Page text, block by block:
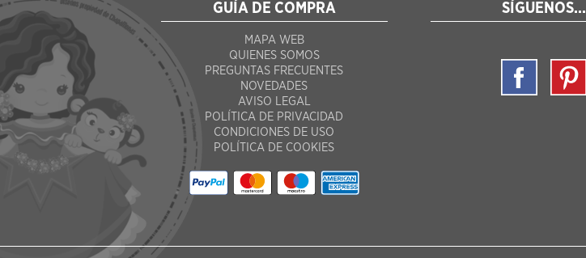
GUÍA DE COMPRA
MAPA WEB
QUIENES SOMOS
PREGUNTAS FRECUENTES
NOVEDADES
AVISO LEGAL
POLÍTICA DE PRIVACIDAD
CONDICIONES DE USO
POLÍTICA DE COOKIES
SÍGUENOS...